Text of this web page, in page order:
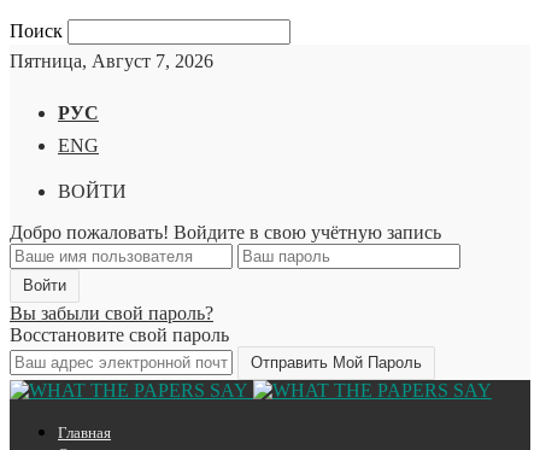
Поиск
Пятница, Август 7, 2026
РУС
ENG
ВОЙТИ
Добро пожаловать! Войдите в свою учётную запись
Вы забыли свой пароль?
Восстановите свой пароль
Главная